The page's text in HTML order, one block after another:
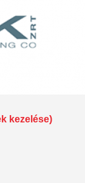
kezelése)